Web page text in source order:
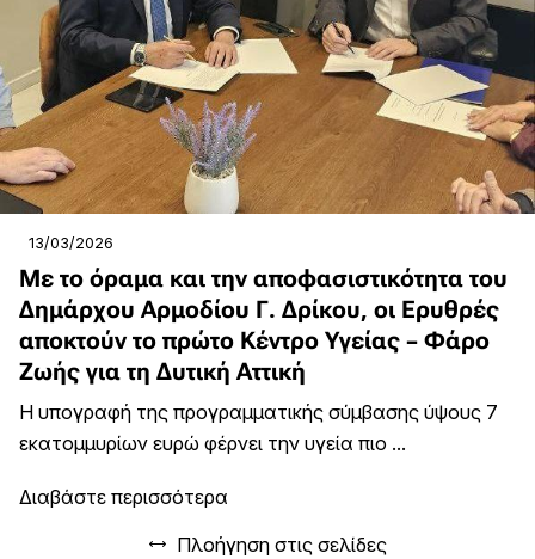
13/03/2026
Με το όραμα και την αποφασιστικότητα του
Δημάρχου Αρμοδίου Γ. Δρίκου, οι Ερυθρές
αποκτούν το πρώτο Κέντρο Υγείας – Φάρο
Ζωής για τη Δυτική Αττική
Η υπογραφή της προγραμματικής σύμβασης ύψους 7
εκατομμυρίων ευρώ φέρνει την υγεία πιο ...
Διαβάστε περισσότερα
Πλοήγηση στις σελίδες